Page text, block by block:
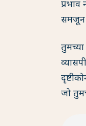
समजून
जो